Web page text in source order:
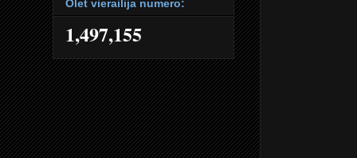
Olet vierailija numero:
1,497,155